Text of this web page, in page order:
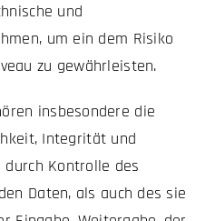
und
um ein dem Risiko
zu gewährleisten.
insbesondere die
Integrität und
Kontrolle des
Daten, als auch des sie